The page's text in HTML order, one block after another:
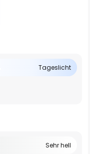
Tageslicht
Sehr hell